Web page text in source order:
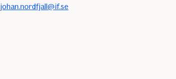
johan.nordfjall@if.se